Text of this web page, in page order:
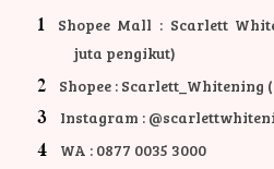
Shopee Mall : Scarlett
juta pengikut)
Shopee : Scarlett_Whitening
Instagram :
WA : 0877 0035 3000